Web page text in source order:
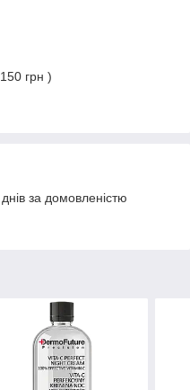
грн )
за домовленістю